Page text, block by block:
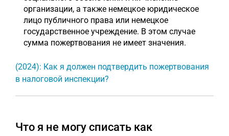
организации, а также немецкое юридическое
лицо публичного права или немецкое
государственное учреждение. В этом случае
сумма пожертвования не имеет значения.
(2024): Как я должен подтвердить пожертвования
в налоговой инспекции?
Что я не могу списать как